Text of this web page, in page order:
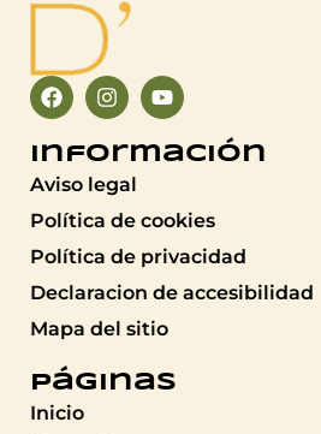
Información
Aviso legal
Política de cookies
Política de privacidad
Declaracion de accesibilidad
Mapa del sitio
Páginas
Inicio